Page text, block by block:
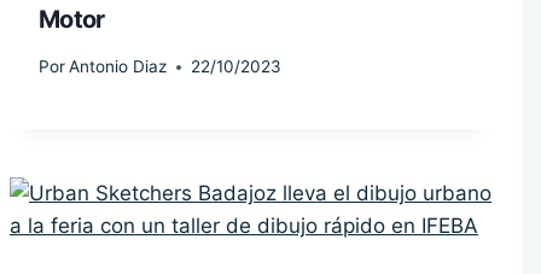
Motor
PorAntonio Diaz 22/10/2023